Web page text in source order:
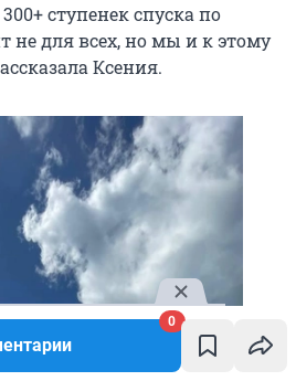
0
ступенек спуска по
не для всех, но мы и к этому
Ксения.